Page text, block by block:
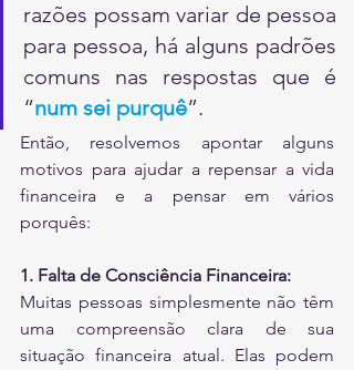
razões possam variar de pessoa
para pessoa, há alguns padrões
comuns nas respostas que é
“num sei purquê”.
Então, resolvemos apontar alguns
motivos para ajudar a repensar a vida
financeira e a pensar em vários
porquês:
1. Falta de Consciência Financeira:
Muitas pessoas simplesmente não têm
uma compreensão clara de sua
situação financeira atual. Elas podem